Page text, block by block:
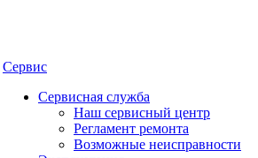
Сервис
Сервисная служба
Наш сервисный центр
Регламент ремонта
Возможные неисправности